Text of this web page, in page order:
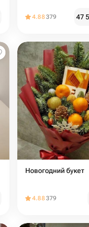
4.88379 47
Новогодний букет
4.88379